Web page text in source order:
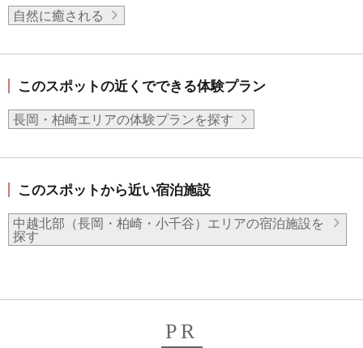
自然に癒される
このスポットの近くでできる体験プラン
長岡・柏崎エリアの体験プランを探す
このスポットから近い宿泊施設
中越北部（長岡・柏崎・小千谷）エリアの宿泊施設を
探す
PR